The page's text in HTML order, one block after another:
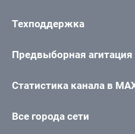
Техподдержка
Предвыборная агитация
Статистика канала в
Все города сети